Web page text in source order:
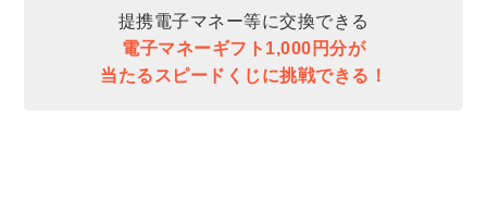
提携電子マネー等に交換できる
電子マネーギフト1,000円分が
当たるスピードくじに挑戦できる！